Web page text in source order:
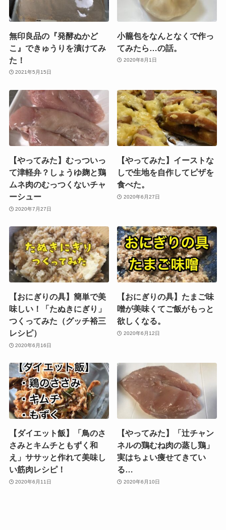
無印良品の『発酵ぬかど
こ』できゅうりを漬けてみ
た！
2021年5月15日
小籠包をなんとなくで作っ
てみたら…の話。
2020年8月1日
【やってみた】むっついっ
て津軽弁？しょうゆ麹と鶏
ムネ肉のむっつくないチャ
ーシュー
2020年7月27日
【やってみた】イーストな
しで生地を自作してピザを
食べた。
2020年6月27日
【おにぎりの具】簡単で美
味しい！「たぬきにぎり」
つくってみた（グッチ裕三
レシピ）
2020年6月16日
【おにぎりの具】たまご味
噌が美味くてご飯がもっと
欲しくなる。
2020年6月12日
【ダイエット飯】「鳥のさ
さみとキムチともずく和
え」ササッと作れて美味し
い筋肉レシピ！
2020年6月11日
【やってみた】「辻チャン
ネルの鶏むね肉の蒸し鶏」
実はちょい痩せてきてい
る…
2020年6月10日